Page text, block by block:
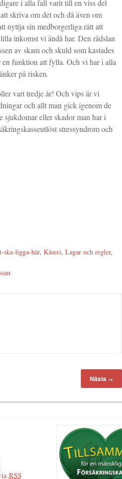
i alla fall varit till en viss del
skriva om det och då även om
nyttja sin medborgerliga rätt att
inkomst vi ändå har. Den rädslan
av skam och skuld som kastades
en funktion att fylla. Och vi har i alla
på risken.
vart tredje år! Och vips är vi
och allt man gick igenom de
sjukdomar eller skador man har i
stressyndrom och
ska-ligga-här, Kåseri, Lagar och regler,
Nästa →
RSS